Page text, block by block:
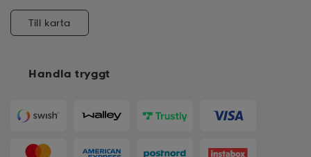
Handla tryggt
Till karta